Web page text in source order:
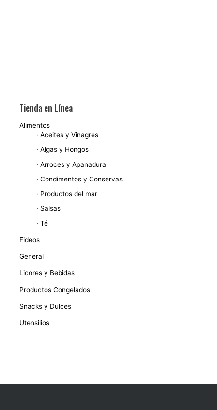
Tienda en Línea
Alimentos
· Aceites y Vinagres
· Algas y Hongos
· Arroces y Apanadura
· Condimentos y Conservas
· Productos del mar
· Salsas
· Té
Fideos
General
Licores y Bebidas
Productos Congelados
Snacks y Dulces
Utensilios